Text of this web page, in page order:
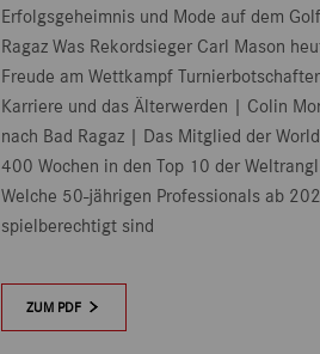
Erfolgsgeheimnis und Mode auf dem
Ragaz Was Rekordsieger Carl Mason
Freude am Wettkampf
Karriere und das Älterwerden | Colin
nach Bad Ragaz | Das Mitglied der
400 Wochen in den Top 10 der
Welche 50-jährigen Professionals ab
spielberechtigt sind
ZUM PDF